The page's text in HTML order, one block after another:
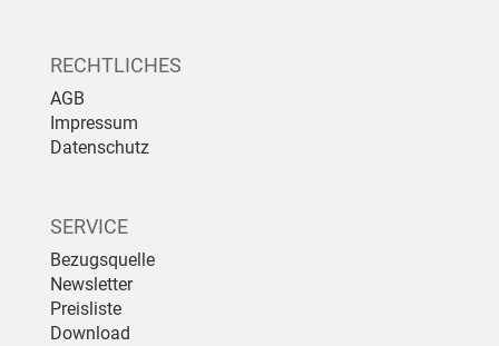
RECHTLICHES
AGB
Impressum
Datenschutz
SERVICE
Bezugsquelle
Newsletter
Preisliste
Download